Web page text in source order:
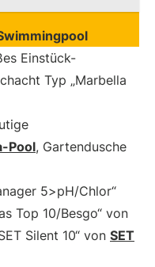
Einstück-
Typ „Marbella
Pool, Gartendusche
5>pH/Chlor“
Top 10/Besgo“ von
Silent 10“ von SET